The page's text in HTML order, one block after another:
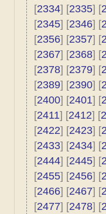
[2334] [2335] [
[2345] [2346] [
[2356] [2357] [
[2367] [2368] [
[2378] [2379] [
[2389] [2390] [
[2400] [2401] [
[2411] [2412] [
[2422] [2423] [
[2433] [2434] [
[2444] [2445] [
[2455] [2456] [
[2466] [2467] [
[2477] [2478] [